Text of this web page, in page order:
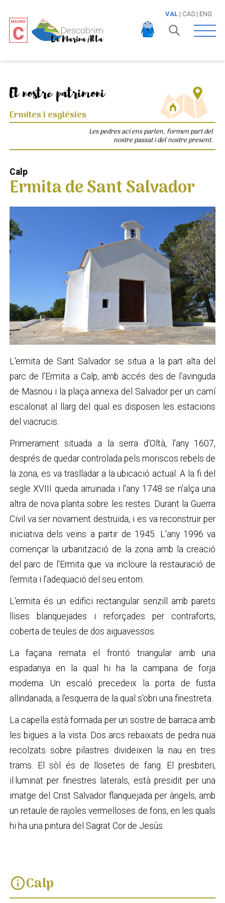
VAL| CAS| ENG
Open
El nostre patrimoni
Ermites i esglésies
Les pedres ací ens parlen, formen part del
nostre passat i del nostre present.
Calp
Ermita de Sant Salvador
L'ermita de Sant Salvador se situa a la part alta del
parc de l'Ermita a Calp, amb accés des de l'avinguda
de Masnou i la plaça annexa del Salvador per un camí
escalonat al llarg del qual es disposen les estacions
del viacrucis.
Primerament situada a la serra d'Oltà, l'any 1607,
després de quedar controlada pels moriscos rebels de
la zona, es va traslladar a la ubicació actual. A la fi del
segle XVIII queda arruïnada i l'any 1748 se n'alça una
altra de nova planta sobre les restes. Durant la Guerra
Civil va ser novament destruïda, i es va reconstruir per
iniciativa dels veïns a partir de 1945. L'any 1996 va
començar la urbanització de la zona amb la creació
del parc de l'Ermita que va incloure la restauració de
l'ermita i l'adequació del seu entorn.
L'ermita és un edifici rectangular senzill amb parets
llises blanquejades i reforçades per contraforts,
coberta de teules de dos aiguavessos.
La façana remata el frontó triangular amb una
espadanya en la qual hi ha la campana de forja
moderna. Un escaló precedeix la porta de fusta
allindanada, a l'esquerra de la qual s'obri una finestreta.
La capella està formada per un sostre de barraca amb
les bigues a la vista. Dos arcs rebaixats de pedra nua
recolzats sobre pilastres divideixen la nau en tres
trams. El sòl és de llosetes de fang. El presbiteri,
il·luminat per finestres laterals, està presidit per una
imatge del Crist Salvador flanquejada per àngels, amb
un retaule de rajoles vermelloses de fons, en les quals
hi ha una pintura del Sagrat Cor de Jesús.
infoCalp